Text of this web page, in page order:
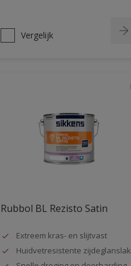
Vergelijk
Rubbol BL Rezisto Satin
Extreem kras- en slijtvast
Huidvetresistente zijdeglanslak